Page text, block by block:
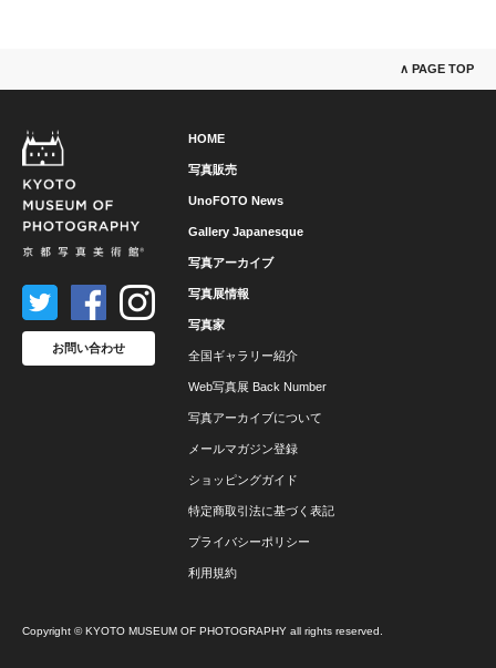
∧ PAGE TOP
HOME
写真販売
UnoFOTO News
Gallery Japanesque
写真アーカイブ
写真展情報
写真家
全国ギャラリー紹介
Web写真展 Back Number
写真アーカイブについて
メールマガジン登録
ショッピングガイド
特定商取引法に基づく表記
プライバシーポリシー
利用規約
お問い合わせ
Copyright © KYOTO MUSEUM OF PHOTOGRAPHY all rights reserved.